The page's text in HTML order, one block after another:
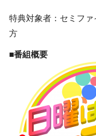
特典対象者：セミフ
方
■番組概要